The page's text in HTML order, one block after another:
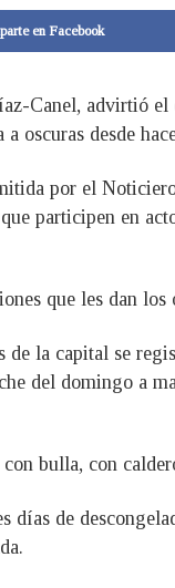
en Facebook
Canel, advirtió
oscuras desde
por el
participen en
que les dan
la capital se
del domingo a
bulla, con
de